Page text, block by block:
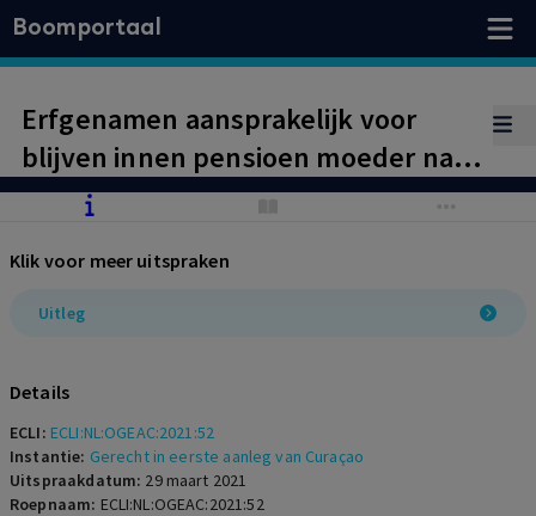
Boomportaal
Erfgenamen aansprakelijk voor
blijven innen pensioen moeder na
overlijden
Klik voor meer uitspraken
Uitleg
Details
ECLI: ECLI:NL:OGEAC:2021:52
Instantie: Gerecht in eerste aanleg van Curaçao
Uitspraakdatum: 29 maart 2021
Roepnaam: ECLI:NL:OGEAC:2021:52